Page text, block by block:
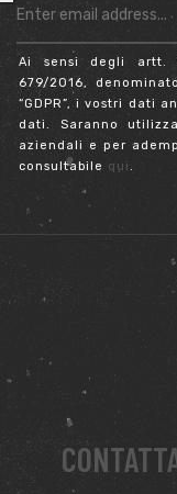
Ai sensi degli artt.
679/2016,
“GDPR”, i vostri dati
dati. Saranno
aziendali e per
consultabile qui .